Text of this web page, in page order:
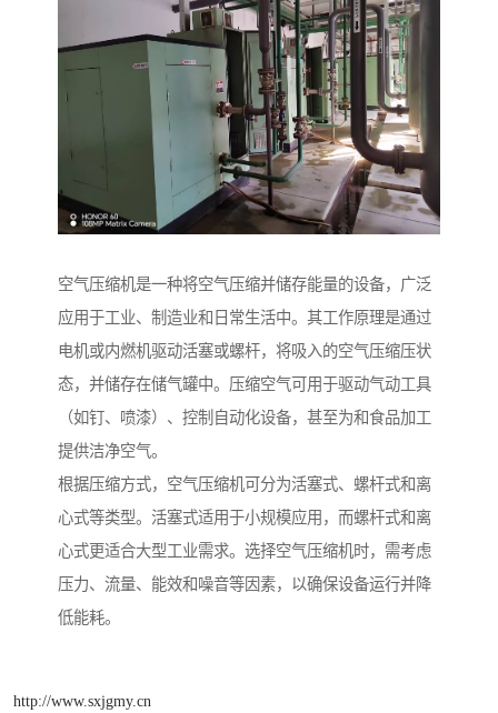
空气压缩机是一种将空气压缩并储存能量的设备，广泛
应用于工业、制造业和日常生活中。其工作原理是通过
电机或内燃机驱动活塞或螺杆，将吸入的空气压缩压状
态，并储存在储气罐中。压缩空气可用于驱动气动工具
（如钉、喷漆）、控制自动化设备，甚至为和食品加工
提供洁净空气。
根据压缩方式，空气压缩机可分为活塞式、螺杆式和离
心式等类型。活塞式适用于小规模应用，而螺杆式和离
心式更适合大型工业需求。选择空气压缩机时，需考虑
压力、流量、能效和噪音等因素，以确保设备运行并降
低能耗。
http://www.sxjgmy.cn